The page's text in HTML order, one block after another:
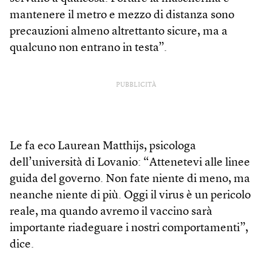
mantenere il metro e mezzo di distanza sono
precauzioni almeno altrettanto sicure, ma a
qualcuno non entrano in testa”.
PUBBLICITÀ
Le fa eco Laurean Matthijs­, psicologa
dell’università di Lovanio: “Attenetevi alle linee
guida del governo. Non fate niente di meno, ma
neanche niente di più. Oggi il virus è un pericolo
reale, ma quando avremo il vaccino sarà
importante riadeguare i nostri comportamenti”,
dice.